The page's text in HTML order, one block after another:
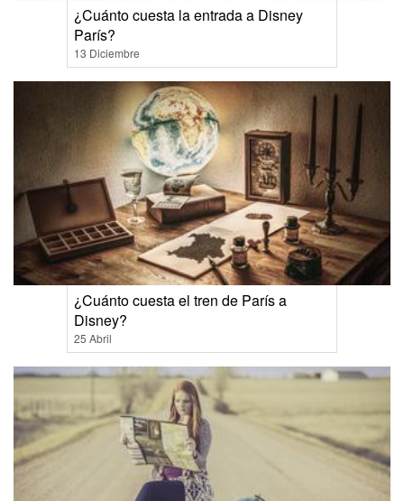
¿Cuánto cuesta la entrada a Disney
París?
13 Diciembre
¿Cuánto cuesta el tren de París a
Disney?
25 Abril